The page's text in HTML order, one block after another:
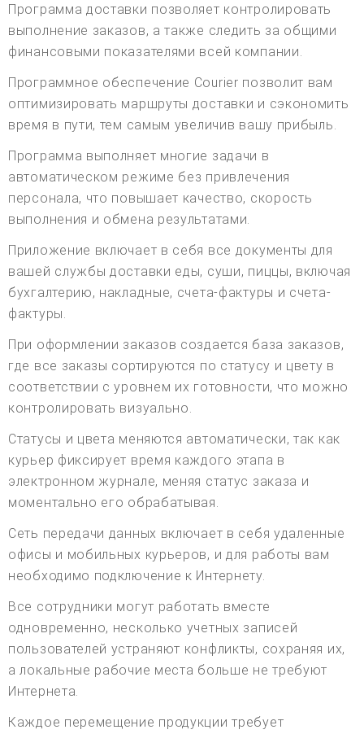
Программа доставки позволяет контролировать
выполнение заказов, а также следить за общими
финансовыми показателями всей компании.
Программное обеспечение Courier позволит вам
оптимизировать маршруты доставки и сэкономить
время в пути, тем самым увеличив вашу прибыль.
Программа выполняет многие задачи в
автоматическом режиме без привлечения
персонала, что повышает качество, скорость
выполнения и обмена результатами.
Приложение включает в себя все документы для
вашей службы доставки еды, суши, пиццы, включая
бухгалтерию, накладные, счета-фактуры и счета-
фактуры.
При оформлении заказов создается база заказов,
где все заказы сортируются по статусу и цвету в
соответствии с уровнем их готовности, что можно
контролировать визуально.
Статусы и цвета меняются автоматически, так как
курьер фиксирует время каждого этапа в
электронном журнале, меняя статус заказа и
моментально его обрабатывая.
Сеть передачи данных включает в себя удаленные
офисы и мобильных курьеров, и для работы вам
необходимо подключение к Интернету.
Все сотрудники могут работать вместе
одновременно, несколько учетных записей
пользователей устраняют конфликты, сохраняя их,
а локальные рабочие места больше не требуют
Интернета.
Каждое перемещение продукции требует